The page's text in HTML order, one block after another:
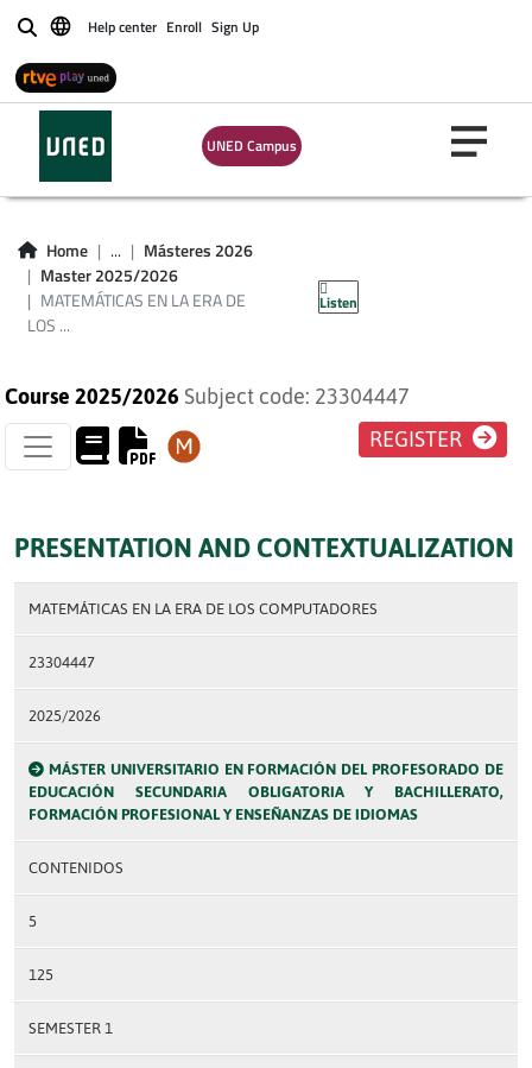
BuscarHelp center Enroll Sign Up
UNED Campus
Home ...
Másteres 2026
Master 2025/2026
MATEMÁTICAS EN LA ERA DE
LOS ...
Listen
MATEMÁTICAS EN
LA ERA DE LOS
COMPUTADORES
Course 2025/2026 Subject code: 23304447
REGISTER
PRESENTATION AND CONTEXTUALIZATION
MATEMÁTICAS EN LA ERA DE LOS COMPUTADORES
23304447
2025/2026
MÁSTER UNIVERSITARIO EN FORMACIÓN DEL PROFESORADO DE
EDUCACIÓN SECUNDARIA OBLIGATORIA Y BACHILLERATO,
FORMACIÓN PROFESIONAL Y ENSEÑANZAS DE IDIOMAS
CONTENIDOS
5
125
SEMESTER 1